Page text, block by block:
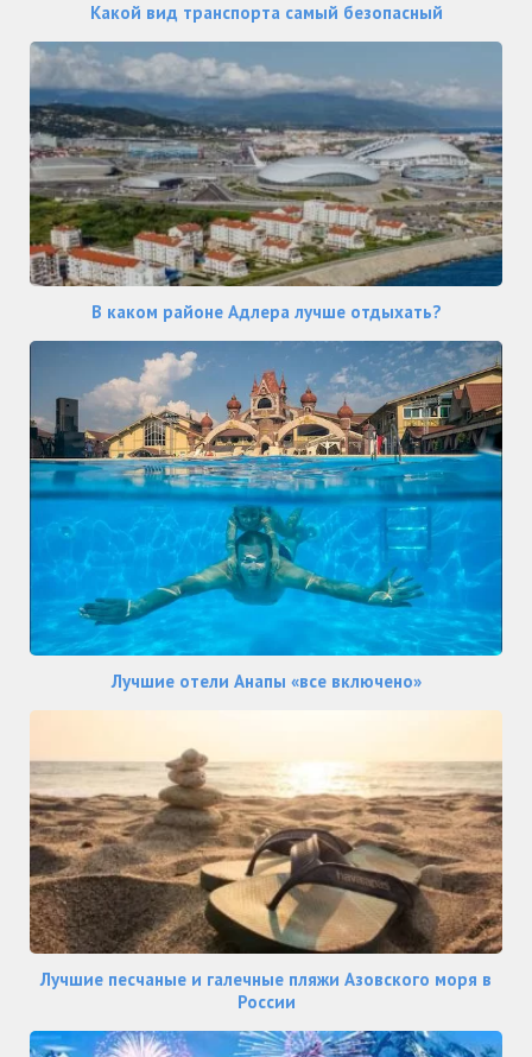
Какой вид транспорта самый безопасный
В каком районе Адлера лучше отдыхать?
Лучшие отели Анапы «все включено»
Лучшие песчаные и галечные пляжи Азовского моря в
России